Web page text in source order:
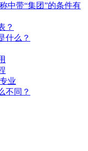
中带“集团”的条件有
？
什么？
业
不同？